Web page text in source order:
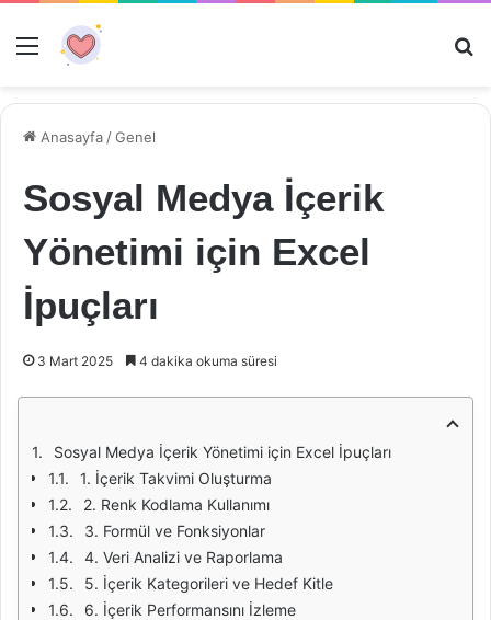
Menü
Anasayfa /Genel
Sosyal Medya İçerik
Yönetimi için Excel
İpuçları
3 Mart 2025 4 dakika okuma süresi
Sosyal Medya İçerik Yönetimi için Excel İpuçları
1. İçerik Takvimi Oluşturma
2. Renk Kodlama Kullanımı
3. Formül ve Fonksiyonlar
4. Veri Analizi ve Raporlama
5. İçerik Kategorileri ve Hedef Kitle
6. İçerik Performansını İzleme